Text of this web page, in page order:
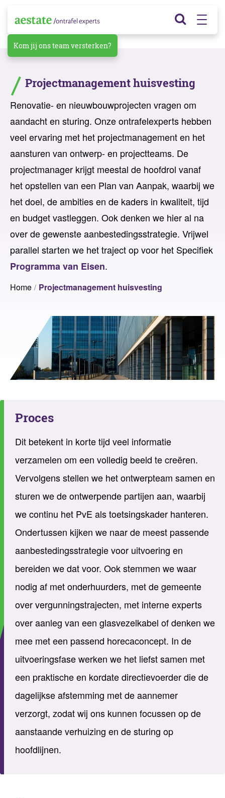
Kom jij ons team versterken?
Projectmanagement huisvesting
Renovatie- en nieuwbouwprojecten vragen om
aandacht en sturing. Onze ontrafelexperts hebben
veel ervaring met het projectmanagement en het
aansturen van ontwerp- en projectteams. De
projectmanager krijgt meestal de hoofdrol vanaf
het opstellen van een Plan van Aanpak, waarbij we
het doel, de ambities en de kaders in kwaliteit, tijd
en budget vastleggen. Ook denken we hier al na
over de gewenste aanbestedingsstrategie. Vrijwel
parallel starten we het traject op voor het Specifiek
Programma van Eisen.
Home Projectmanagement huisvesting
Proces
Dit betekent in korte tijd veel informatie
verzamelen om een volledig beeld te creëren.
Vervolgens stellen we het ontwerpteam samen en
sturen we de ontwerpende partijen aan, waarbij
we continu het PvE als toetsingskader hanteren.
Ondertussen kijken we naar de meest passende
aanbestedingsstrategie voor uitvoering en
bereiden we dat voor. Ook stemmen we waar
nodig af met onderhuurders, met de gemeente
over vergunningstrajecten, met interne experts
over aanleg van een glasvezelkabel of denken we
mee met een passend horecaconcept. In de
uitvoeringsfase werken we het liefst samen met
een praktische en kordate directievoerder die de
dagelijkse afstemming met de aannemer
verzorgt, zodat wij ons kunnen focussen op de
aanstaande verhuizing en de sturing op
hoofdlijnen.